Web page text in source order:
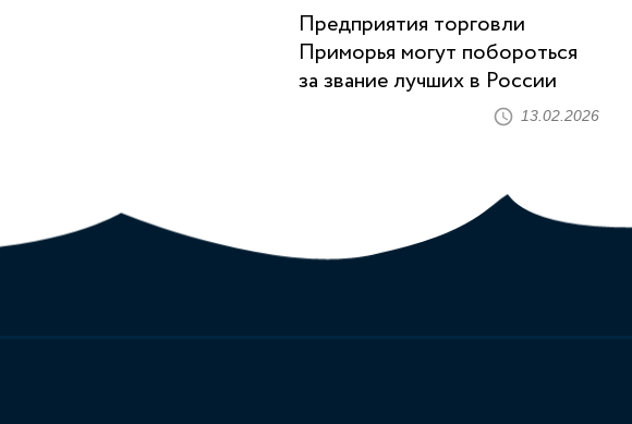
Предприятия торговли
Приморья могут побороться
за звание лучших в России
13.02.2026